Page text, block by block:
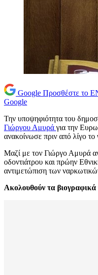
Google Προσθέστε το
Google
Την υποψηφιότητα του
Γιώργου Αμυρά για την
ανακοίνωσε πριν από λίγο
Μαζί με τον Γιώργο Αμυρά
οδοντιάτρου και πρώην
αντιμετώπιση των
Ακολουθούν τα